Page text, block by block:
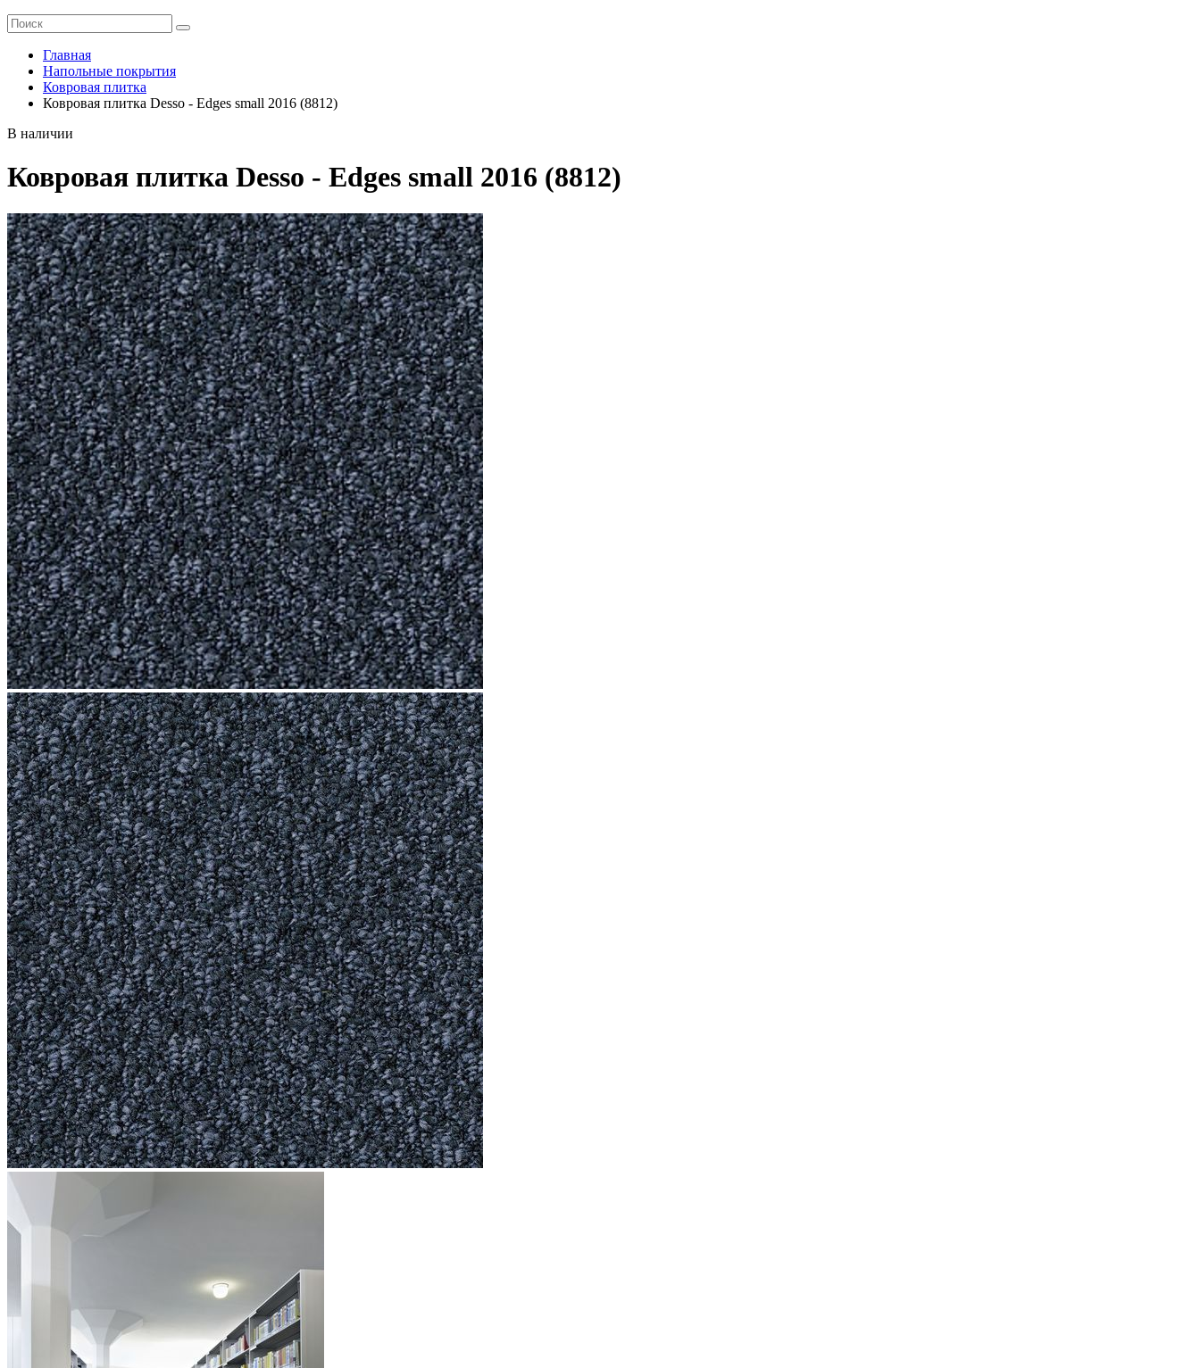
Главная
Напольные покрытия
Ковровая плитка
Ковровая плитка Desso - Edges small 2016 (8812)
В наличии
Ковровая плитка Desso - Edges small 2016 (8812)